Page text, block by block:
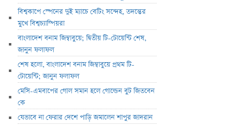
বিশ্বকাপে স্পেনের দুই ম্যাচে বেটিং সন্দেহ, তদন্তের
মুখে বিশ্বচ্যাম্পিয়রা
বাংলাদেশ বনাম জিম্বাবুয়ে; দ্বিতীয় টি-টোয়েন্টি শেষ,
জানুন ফলাফল
শেষ হলো, বাংলাদেশ বনাম জিম্বাবুয়ে প্রথম টি-
টোয়েন্টি; জানুন ফলাফল
মেসি-এমবাপের গোল সমান হলে গোল্ডেন বুট জিতবেন
কে
যেভাবে না ফেরার দেশে পাড়ি জমালেন শাপুর জাদরান